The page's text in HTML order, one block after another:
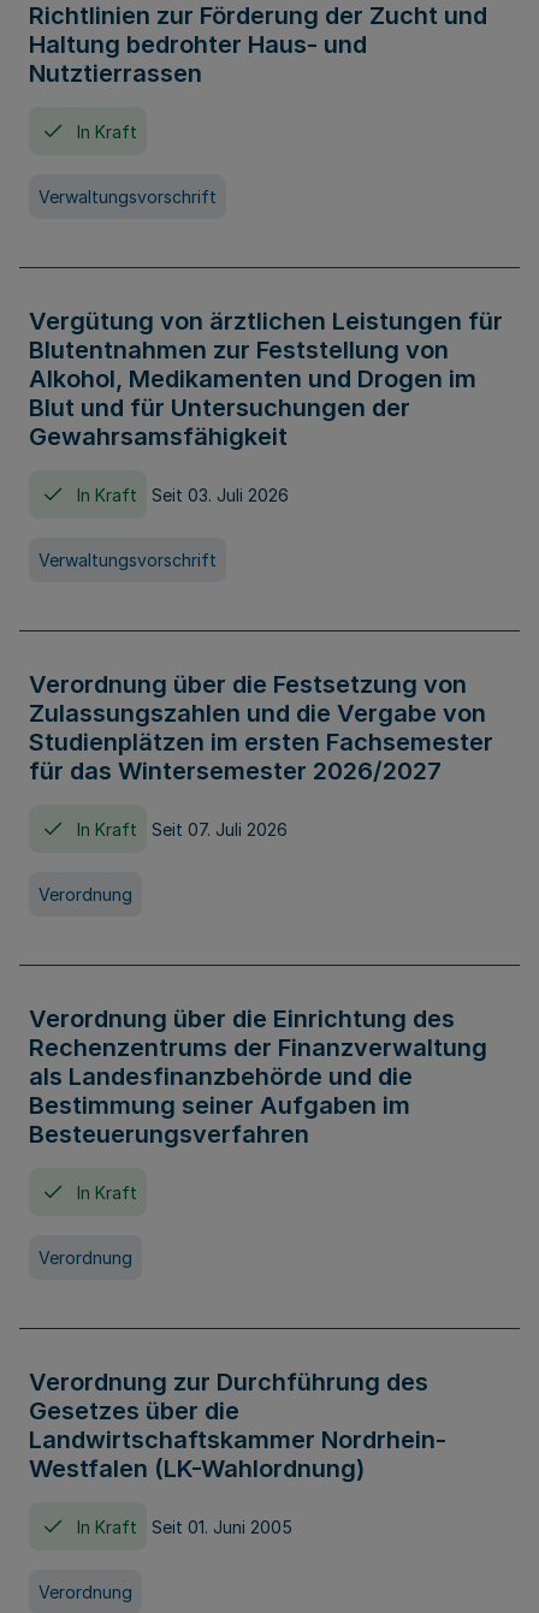
Richtlinien zur Förderung der Zucht und
Haltung bedrohter Haus- und
Nutztierrassen
In Kraft
Verwaltungsvorschrift
Vergütung von ärztlichen Leistungen für
Blutentnahmen zur Feststellung von
Alkohol, Medikamenten und Drogen im
Blut und für Untersuchungen der
Gewahrsamsfähigkeit
In Kraft Seit 03. Juli 2026
Verwaltungsvorschrift
Verordnung über die Festsetzung von
Zulassungszahlen und die Vergabe von
Studienplätzen im ersten Fachsemester
für das Wintersemester 2026/2027
In Kraft Seit 07. Juli 2026
Verordnung
Verordnung über die Einrichtung des
Rechenzentrums der Finanzverwaltung
als Landesfinanzbehörde und die
Bestimmung seiner Aufgaben im
Besteuerungsverfahren
In Kraft
Verordnung
Verordnung zur Durchführung des
Gesetzes über die
Landwirtschaftskammer Nordrhein-
Westfalen (LK-Wahlordnung)
In Kraft Seit 01. Juni 2005
Verordnung